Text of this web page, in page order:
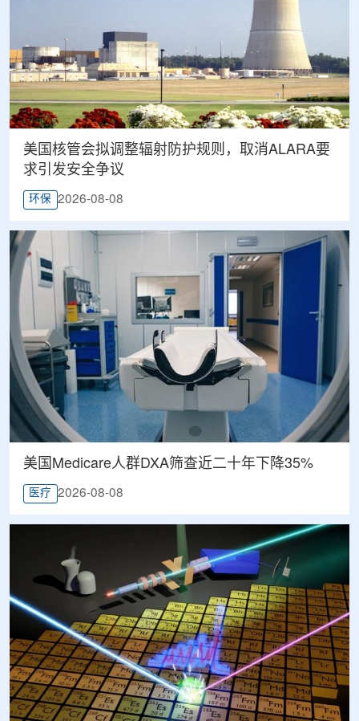
美国核管会拟调整辐射防护规则，取消ALARA要
求引发安全争议
环保 2026-08-08
美国Medicare人群DXA筛查近二十年下降35%
医疗 2026-08-08